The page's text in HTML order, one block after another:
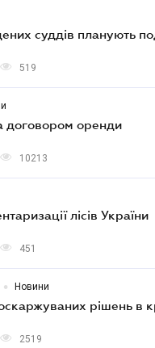
суддів планують
519
договором оренди
10213
лісів України
451
• Новини
рішень в
2519